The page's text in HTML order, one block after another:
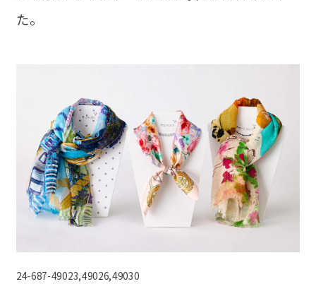
た。
24-687-49023,49026,49030